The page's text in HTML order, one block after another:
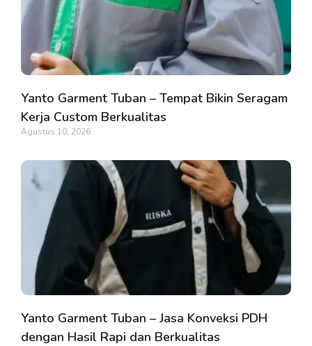
Yanto Garment Tuban – Tempat Bikin Seragam
Kerja Custom Berkualitas
Agustus 10, 2026
Yanto Garment Tuban – Jasa Konveksi PDH
dengan Hasil Rapi dan Berkualitas